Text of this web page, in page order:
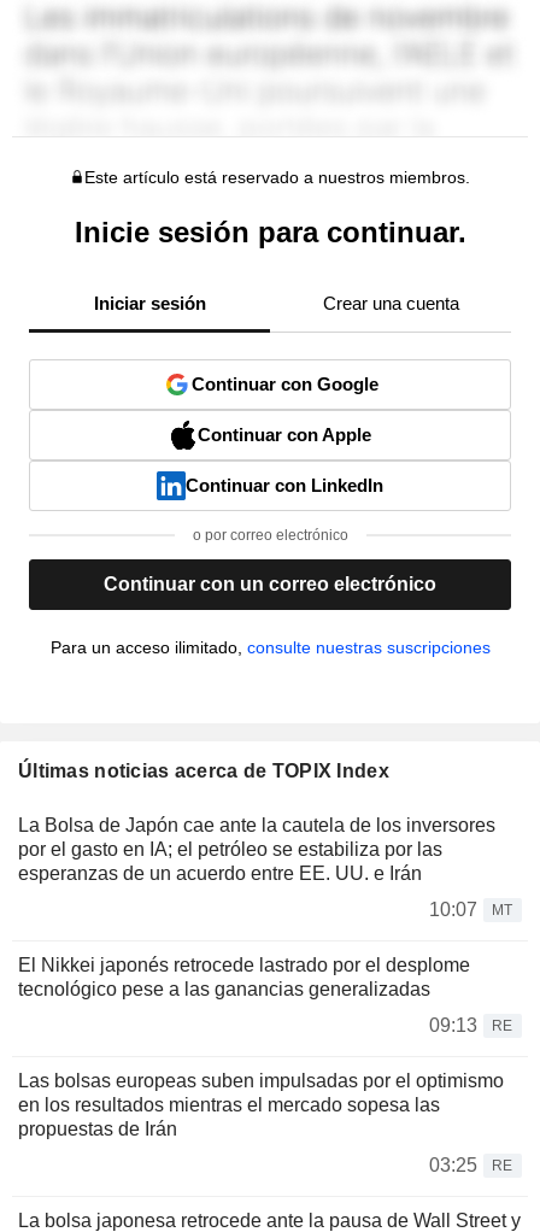
Este artículo está reservado a nuestros miembros.
Inicie sesión para continuar.
Iniciar sesión Crear una cuenta
Continuar con Google
Continuar con Apple
Continuar con LinkedIn
o por correo electrónico
Continuar con un correo electrónico
Para un acceso ilimitado, consulte nuestras suscripciones
Últimas noticias acerca de TOPIX Index
La Bolsa de Japón cae ante la cautela de los inversores
por el gasto en IA; el petróleo se estabiliza por las
esperanzas de un acuerdo entre EE. UU. e Irán
10:07
MT
El Nikkei japonés retrocede lastrado por el desplome
tecnológico pese a las ganancias generalizadas
09:13
RE
Las bolsas europeas suben impulsadas por el optimismo
en los resultados mientras el mercado sopesa las
propuestas de Irán
03:25
RE
La bolsa japonesa retrocede ante la pausa de Wall Street y